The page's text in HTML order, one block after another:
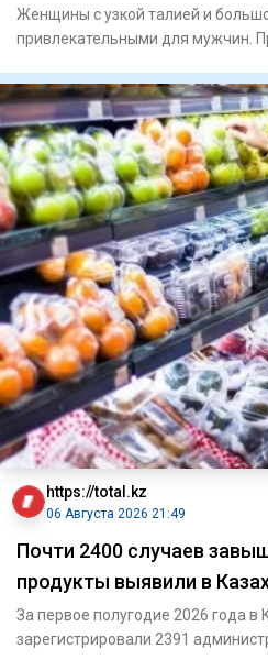
Женщины с узкой талией и
привлекательными для мужчин.
https://total.kz
06 Августа 2026 21:49
Почти 2400 случаев
продукты выявили в
За первое полугодие 2026 года в
зарегистрировали 2391